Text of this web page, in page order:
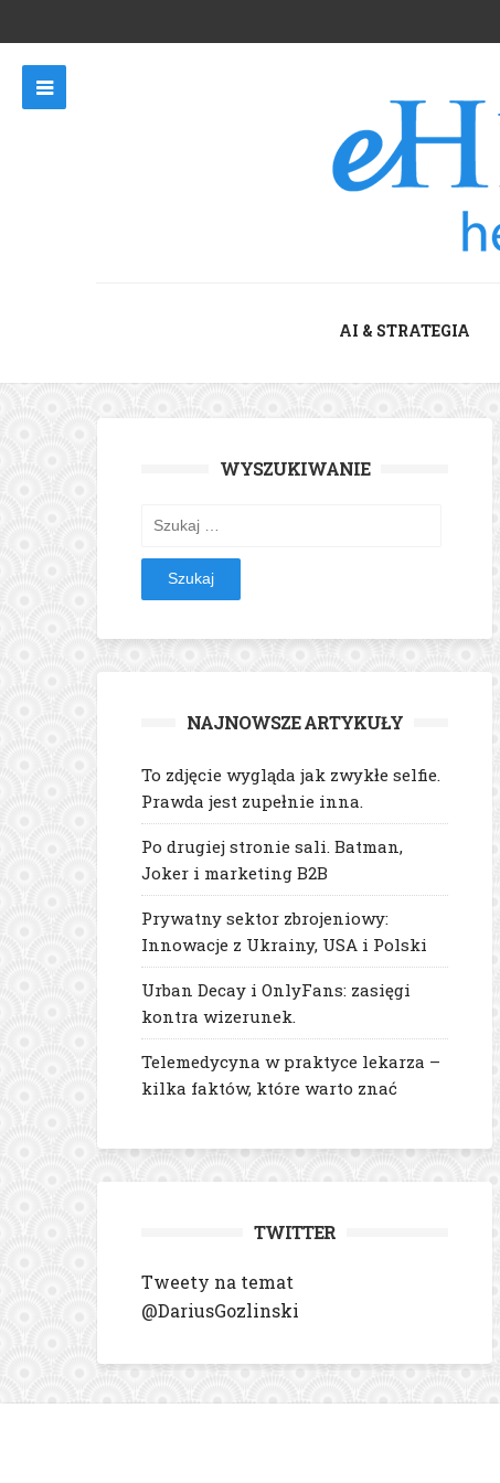
AI & STRATEGIA
WYSZUKIWANIE
Szukaj:
NAJNOWSZE ARTYKUŁY
To zdjęcie wygląda jak zwykłe selfie.
Prawda jest zupełnie inna.
Po drugiej stronie sali. Batman,
Joker i marketing B2B
Prywatny sektor zbrojeniowy:
Innowacje z Ukrainy, USA i Polski
Urban Decay i OnlyFans: zasięgi
kontra wizerunek.
Telemedycyna w praktyce lekarza –
kilka faktów, które warto znać
TWITTER
Tweety na temat
@DariusGozlinski